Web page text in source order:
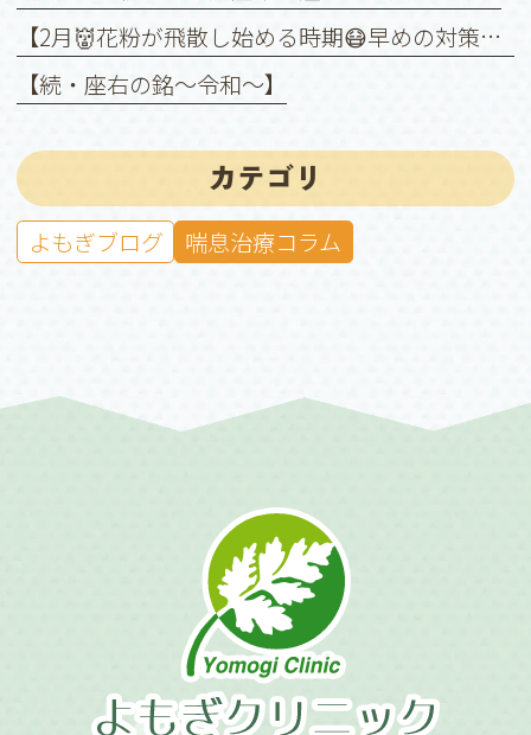
【2月👹花粉が飛散し始める時期😷早めの対策を❗️】
【続・座右の銘〜令和〜】
カテゴリ
よもぎブログ 喘息治療コラム